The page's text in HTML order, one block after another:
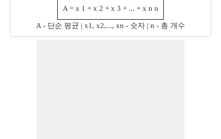
A = x 1 + x 2 + x 3 + ... + x n n
A - 단순 평균 | x1, x2,..., xn - 숫자 | n - 총 개수